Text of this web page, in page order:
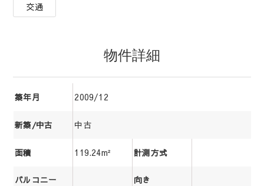
交通
物件詳細
築年月 2009/12
新築/中古 中古
面積 119.24m² 計測方式
バルコニー 向き